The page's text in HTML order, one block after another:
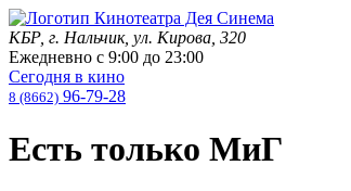
КБР, г. Нальчик, ул. Кирова, 320
Ежедневно с 9:00 до 23:00
Сегодня в кино
8 (8662) 96-79-28
Есть только МиГ